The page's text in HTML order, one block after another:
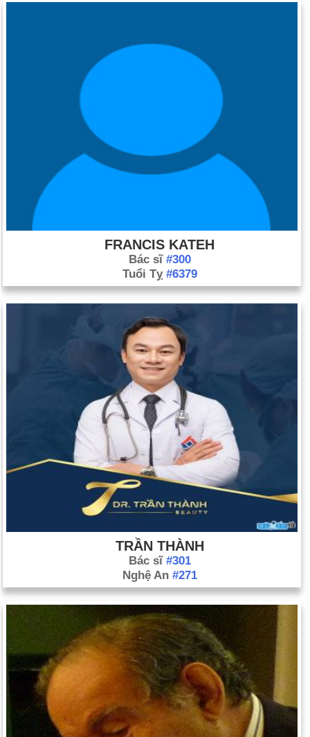
FRANCIS KATEH
Bác sĩ #300
Tuổi Tỵ #6379
TRẦN THÀNH
Bác sĩ #301
Nghệ An #271